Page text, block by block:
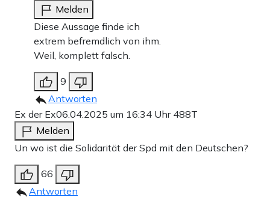
Melden
Diese Aussage finde ich
extrem befremdlich von ihm.
Weil, komplett falsch.
9
Antworten
Ex der Ex06.04.2025 um 16:34 Uhr 488T
Melden
Un wo ist die Solidarität der Spd mit den Deutschen?
66
Antworten